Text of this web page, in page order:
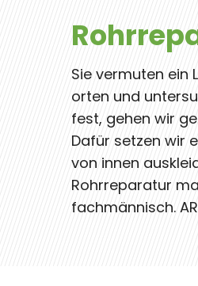
Sie vermuten ein
orten und
fest, gehen wir
Dafür setzen wir
von innen
Rohrreparatur
fachmännisch.